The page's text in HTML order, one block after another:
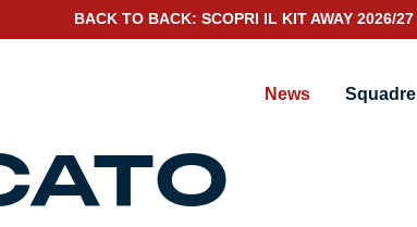
BACK TO BACK: SCOPRI IL KIT AWAY 2026/27
News Squadre